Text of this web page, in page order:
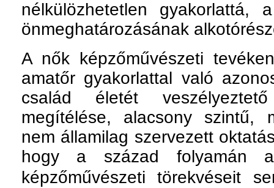
nélkülözhetetlen gyakorlattá,
önmeghatározásának
A nők képzőművészeti
amatőr gyakorlattal való
család életét
megítélése, alacsony szintű,
nem államilag szervezett
hogy a század folyamán
képzőművészeti törekvéseit